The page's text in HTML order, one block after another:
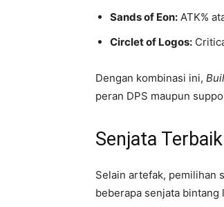
Sands of Eon: ATK%
Circlet of Logos:
Dengan kombinasi ini,
peran DPS maupun
Senjata
Selain artefak, pemilihan
beberapa senjata